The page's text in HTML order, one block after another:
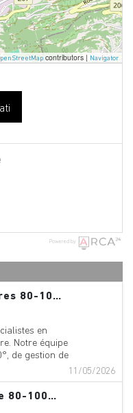
contributors | Navigator
Powered by
Ingénieurs civils - structures 80-100% (h/f)
en
Notre équipe
de gestion de
les domaines11/05/2026
Dessinateur infrastructure 80-100% (h/f)